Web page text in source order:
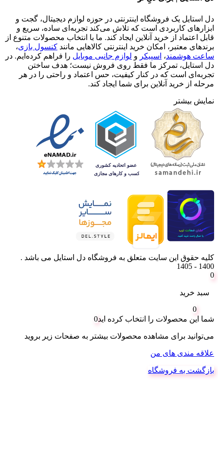
دل استایل یک فروشگاه اینترنتی در حوزه لوازم دیجیتال، گجت و
ابزارهای کاربردی است که تلاش می‌کند تجربه‌ای ساده، سریع و
قابل اعتماد از خرید آنلاین ایجاد کند. ما با انتخاب محصولات متنوع از
برندهای معتبر، امکان خرید اینترنتی کالاهایی مانند کنسول بازی،
ساعت هوشمند، اسپیکر و لوازم جانبی موبایل را فراهم کرده‌ایم. در
دل استایل، تمرکز ما فقط روی فروش نیست؛ هدف ساختن
تجربه‌ای است که در کنار کیفیت، حس اعتماد و راحتی را در هر
مرحله از خرید آنلاین برای شما ایجاد کند.
نمایش بیشتر
کلیه حقوق این سایت متعلق به فروشگاه دل استایل می باشد .
1400 - 1405
0
سبد خرید
0
شما این محصولات را انتخاب کرده اید0
می‌توانید برای مشاهده محصولات بیشتر به صفحات زیر بروید
علاقه مندی های من
بازگشت به فروشگاه